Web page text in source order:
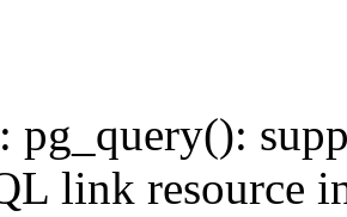
: pg_query():
link resource